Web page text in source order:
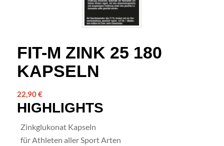
FIT-M ZINK 25 180
KAPSELN
22,90€
HIGHLIGHTS
Zinkglukonat Kapseln
für Athleten aller Sport Arten